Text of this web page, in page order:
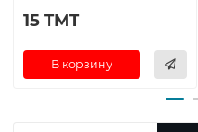
15 TMT
В корзину